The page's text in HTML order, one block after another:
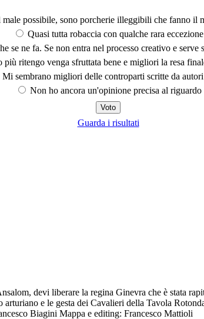
possibile, sono porcherie illeggibili che fanno il
Quasi tutta robaccia con qualche rara eccezione
se ne fa. Se non entra nel processo creativo e
più ritengo venga sfruttata bene e migliori la resa
Mi sembrano migliori delle controparti scritte da
Non ho ancora un'opinione precisa al riguardo
Guarda i risultati
devi liberare la regina Ginevra che è stata
e le gesta dei Cavalieri della Tavola
Biagini Mappa e editing: Francesco Mattioli